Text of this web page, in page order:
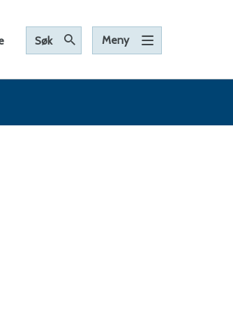
Søk Meny